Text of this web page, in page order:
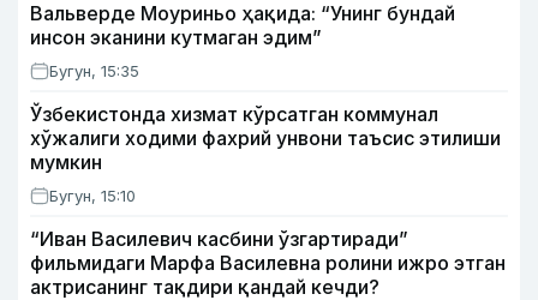
Вальверде Моуриньо ҳақида: “Унинг бундай
инсон эканини кутмаган эдим”
Бугун, 15:35
Ўзбекистонда хизмат кўрсатган коммунал
хўжалиги ходими фахрий унвони таъсис этилиши
мумкин
Бугун, 15:10
“Иван Василевич касбини ўзгартиради”
фильмидаги Марфа Василевна ролини ижро этган
актрисанинг тақдири қандай кечди?